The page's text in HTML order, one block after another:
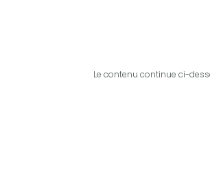
Le contenu continue ci-